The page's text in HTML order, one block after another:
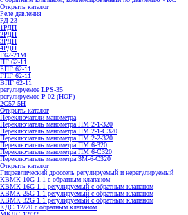
Открыть каталог
Реле давления
РД 23
1РДП
2РДП
3РДП
4РДП
Г62-21М
ПГ 62-11
БПГ 62-11
ГПГ 62-11
ВПГ 62-11
регулируемое LPS-35
регулируемое P-02 (HOF)
2С57-5Н
Открыть каталог
Переключатели манометра
Переключатель манометра ПМ 2-1-320
Переключатель манометра ПМ 2-1-С320
Переключатель манометра ПМ 2-2-320
Переключатель манометра ПМ 6-320
Переключатель манометра ПМ 6-С320
Переключатель манометра 3M-6-C320
Открыть каталог
Гидравлический дроссель регулируемый и нерегулируемый
КВМК 10G 1.1 с обратным клапаном
КВМК 16G 1.1 регулируемый с обратным клапаном
КВМК 25G 1.1 регулируемый с обратным клапаном
КВМК 32G 1.1 регулируемый с обратным клапаном
КДC 12/20 с обратным клапаном